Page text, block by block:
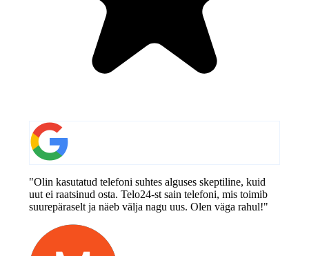
"Olin kasutatud telefoni suhtes alguses skeptiline, kuid
uut ei raatsinud osta. Telo24-st sain telefoni, mis toimib
suurepäraselt ja näeb välja nagu uus. Olen väga rahul!"